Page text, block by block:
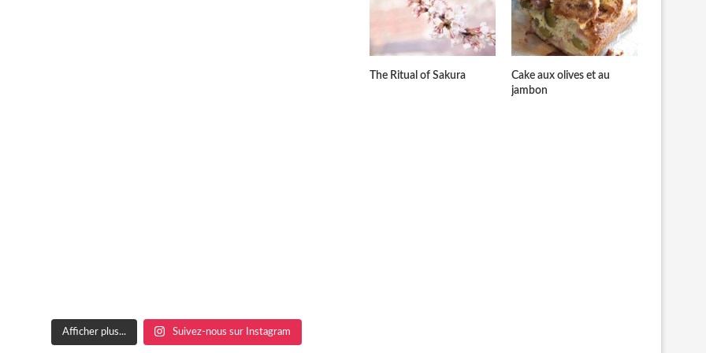
The Ritual of Sakura
Cake aux olives et au
jambon
Afficher plus... Suivez-nous sur Instagram